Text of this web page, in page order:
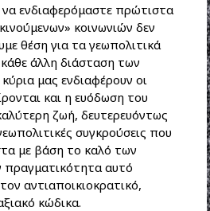
ενδιαφερόμαστε πρώτιστα
κοινωνιών δεν
θέση για τα γεωπολιτικά
κάθε άλλη διάσταση των
μας ενδιαφέρουν οι
και η ευόδωση του
ζωή, δευτερευόντως
συγκρούσεις που
με βάση το καλό των
πραγματικότητα αυτό
αντιαποικιοκρατικό,
κώδικα.